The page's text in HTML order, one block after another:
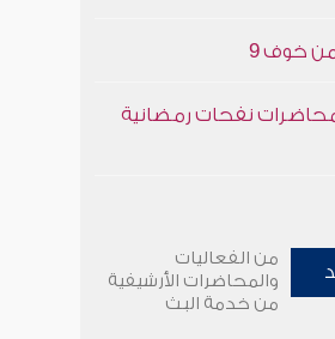
خوف 9
نفحات رمضانية
من الفعاليات
والمحاضرات الأرشيفية
من خدمة البث